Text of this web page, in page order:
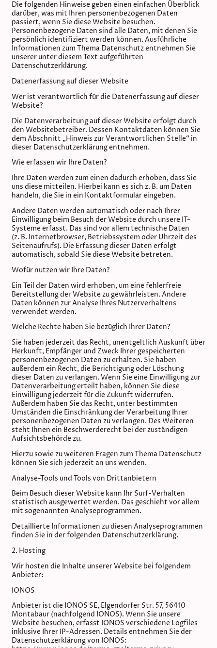
Die folgenden Hinweise geben einen einfachen Überblick
darüber, was mit Ihren personenbezogenen Daten
passiert, wenn Sie diese Website besuchen.
Personenbezogene Daten sind alle Daten, mit denen Sie
persönlich identifiziert werden können. Ausführliche
Informationen zum Thema Datenschutz entnehmen Sie
unserer unter diesem Text aufgeführten
Datenschutzerklärung.
Datenerfassung auf dieser Website
Wer ist verantwortlich für die Datenerfassung auf dieser
Website?
Die Datenverarbeitung auf dieser Website erfolgt durch
den Websitebetreiber. Dessen Kontaktdaten können Sie
dem Abschnitt „Hinweis zur Verantwortlichen Stelle“ in
dieser Datenschutzerklärung entnehmen.
Wie erfassen wir Ihre Daten?
Ihre Daten werden zum einen dadurch erhoben, dass Sie
uns diese mitteilen. Hierbei kann es sich z. B. um Daten
handeln, die Sie in ein Kontaktformular eingeben.
Andere Daten werden automatisch oder nach Ihrer
Einwilligung beim Besuch der Website durch unsere IT-
Systeme erfasst. Das sind vor allem technische Daten
(z. B. Internetbrowser, Betriebssystem oder Uhrzeit des
Seitenaufrufs). Die Erfassung dieser Daten erfolgt
automatisch, sobald Sie diese Website betreten.
Wofür nutzen wir Ihre Daten?
Ein Teil der Daten wird erhoben, um eine fehlerfreie
Bereitstellung der Website zu gewährleisten. Andere
Daten können zur Analyse Ihres Nutzerverhaltens
verwendet werden.
Welche Rechte haben Sie bezüglich Ihrer Daten?
Sie haben jederzeit das Recht, unentgeltlich Auskunft über
Herkunft, Empfänger und Zweck Ihrer gespeicherten
personenbezogenen Daten zu erhalten. Sie haben
außerdem ein Recht, die Berichtigung oder Löschung
dieser Daten zu verlangen. Wenn Sie eine Einwilligung zur
Datenverarbeitung erteilt haben, können Sie diese
Einwilligung jederzeit für die Zukunft widerrufen.
Außerdem haben Sie das Recht, unter bestimmten
Umständen die Einschränkung der Verarbeitung Ihrer
personenbezogenen Daten zu verlangen. Des Weiteren
steht Ihnen ein Beschwerderecht bei der zuständigen
Aufsichtsbehörde zu.
Hierzu sowie zu weiteren Fragen zum Thema Datenschutz
können Sie sich jederzeit an uns wenden.
Analyse-Tools und Tools von Dritt­anbietern
Beim Besuch dieser Website kann Ihr Surf-Verhalten
statistisch ausgewertet werden. Das geschieht vor allem
mit sogenannten Analyseprogrammen.
Detaillierte Informationen zu diesen Analyseprogrammen
finden Sie in der folgenden Datenschutzerklärung.
2. Hosting
Wir hosten die Inhalte unserer Website bei folgendem
Anbieter:
IONOS
Anbieter ist die IONOS SE, Elgendorfer Str. 57, 56410
Montabaur (nachfolgend IONOS). Wenn Sie unsere
Website besuchen, erfasst IONOS verschiedene Logfiles
inklusive Ihrer IP-Adressen. Details entnehmen Sie der
Datenschutzerklärung von IONOS: